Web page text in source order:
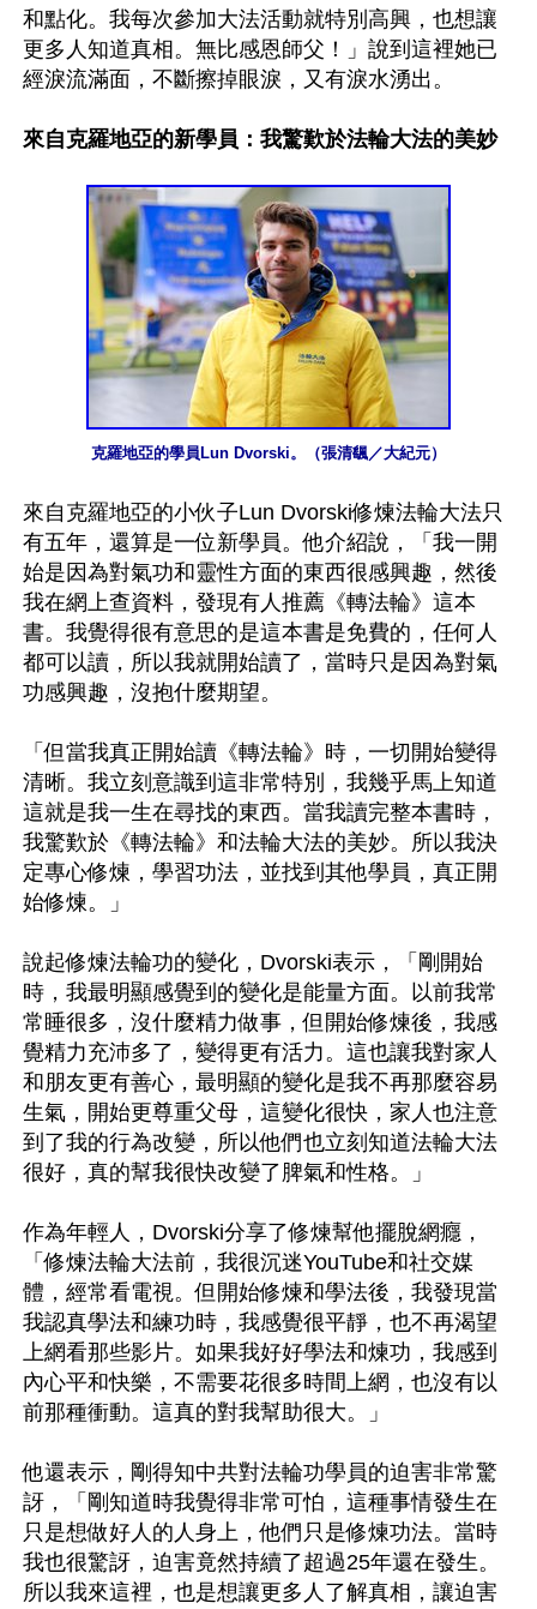
和點化。我每次參加大法活動就特別高興，也想讓
更多人知道真相。無比感恩師父！」說到這裡她已
經淚流滿面，不斷擦掉眼淚，又有淚水湧出。
來自克羅地亞的新學員：我驚歎於法輪大法的美妙
克羅地亞的學員Lun Dvorski。（張清颻／大紀元）
來自克羅地亞的小伙子Lun Dvorski修煉法輪大法只
有五年，還算是一位新學員。他介紹說，「我一開
始是因為對氣功和靈性方面的東西很感興趣，然後
我在網上查資料，發現有人推薦《轉法輪》這本
書。我覺得很有意思的是這本書是免費的，任何人
都可以讀，所以我就開始讀了，當時只是因為對氣
功感興趣，沒抱什麼期望。
「但當我真正開始讀《轉法輪》時，一切開始變得
清晰。我立刻意識到這非常特別，我幾乎馬上知道
這就是我一生在尋找的東西。當我讀完整本書時，
我驚歎於《轉法輪》和法輪大法的美妙。所以我決
定專心修煉，學習功法，並找到其他學員，真正開
始修煉。」
說起修煉法輪功的變化，Dvorski表示，「剛開始
時，我最明顯感覺到的變化是能量方面。以前我常
常睡很多，沒什麼精力做事，但開始修煉後，我感
覺精力充沛多了，變得更有活力。這也讓我對家人
和朋友更有善心，最明顯的變化是我不再那麼容易
生氣，開始更尊重父母，這變化很快，家人也注意
到了我的行為改變，所以他們也立刻知道法輪大法
很好，真的幫我很快改變了脾氣和性格。」
作為年輕人，Dvorski分享了修煉幫他擺脫網癮，
「修煉法輪大法前，我很沉迷YouTube和社交媒
體，經常看電視。但開始修煉和學法後，我發現當
我認真學法和練功時，我感覺很平靜，也不再渴望
上網看那些影片。如果我好好學法和煉功，我感到
內心平和快樂，不需要花很多時間上網，也沒有以
前那種衝動。這真的對我幫助很大。」
他還表示，剛得知中共對法輪功學員的迫害非常驚
訝，「剛知道時我覺得非常可怕，這種事情發生在
只是想做好人的人身上，他們只是修煉功法。當時
我也很驚訝，迫害竟然持續了超過25年還在發生。
所以我來這裡，也是想讓更多人了解真相，讓迫害